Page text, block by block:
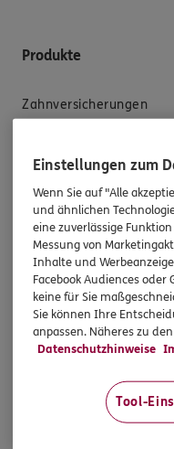
Produkte
Zahnversicherungen
Krankenversicherung
Versicherungen für
Versicherungen für
Hilfe & Services
E-Mail schreiben
Schaden melden
EU-
Einstellungen zum
Wenn Sie auf "Alle
und ähnlichen
eine zuverlässige
Messung von
Inhalte und
Facebook Audiences oder
keine für Sie
Sie können Ihre
anpassen. Näheres zu
Datenschutzhinweise
Tool-